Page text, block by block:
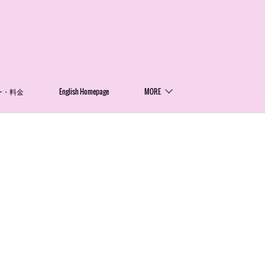
・料金 English Homepage MORE